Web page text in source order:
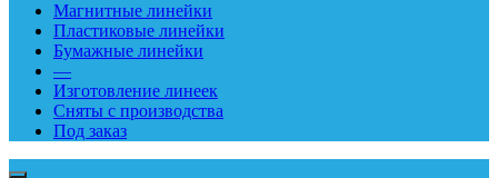
Магнитные линейки
Пластиковые линейки
Бумажные линейки
—
Изготовление линеек
Сняты с производства
Под заказ